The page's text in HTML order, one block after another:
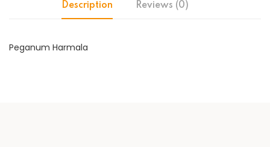
Description Reviews (0)
Peganum Harmala